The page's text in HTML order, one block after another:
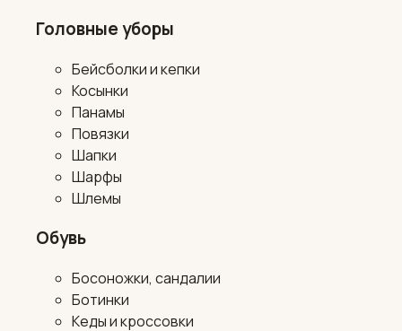
Головные уборы
Бейсболки и кепки
Косынки
Панамы
Повязки
Шапки
Шарфы
Шлемы
Обувь
Босоножки, сандалии
Ботинки
Кеды и кроссовки